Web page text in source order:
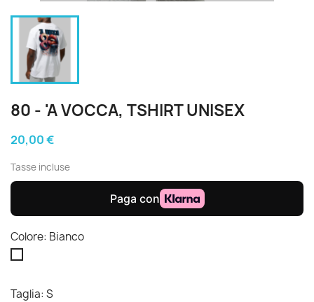
80 - 'A VOCCA, TSHIRT UNISEX
20,00 €
Tasse incluse
Colore: Bianco
Taglia: S